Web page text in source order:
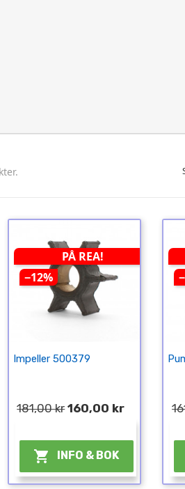
PÅ REA!
−12%
Impeller 500379
181,00 kr 160,00 kr
 INFO & BOK